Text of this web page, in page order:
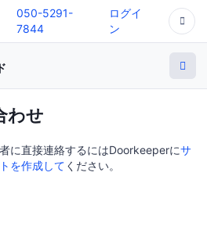
050-5291-
7844
ログイ
ン
わせ
に直接連絡するにはDoorkeeperにサ
を作成して ください。